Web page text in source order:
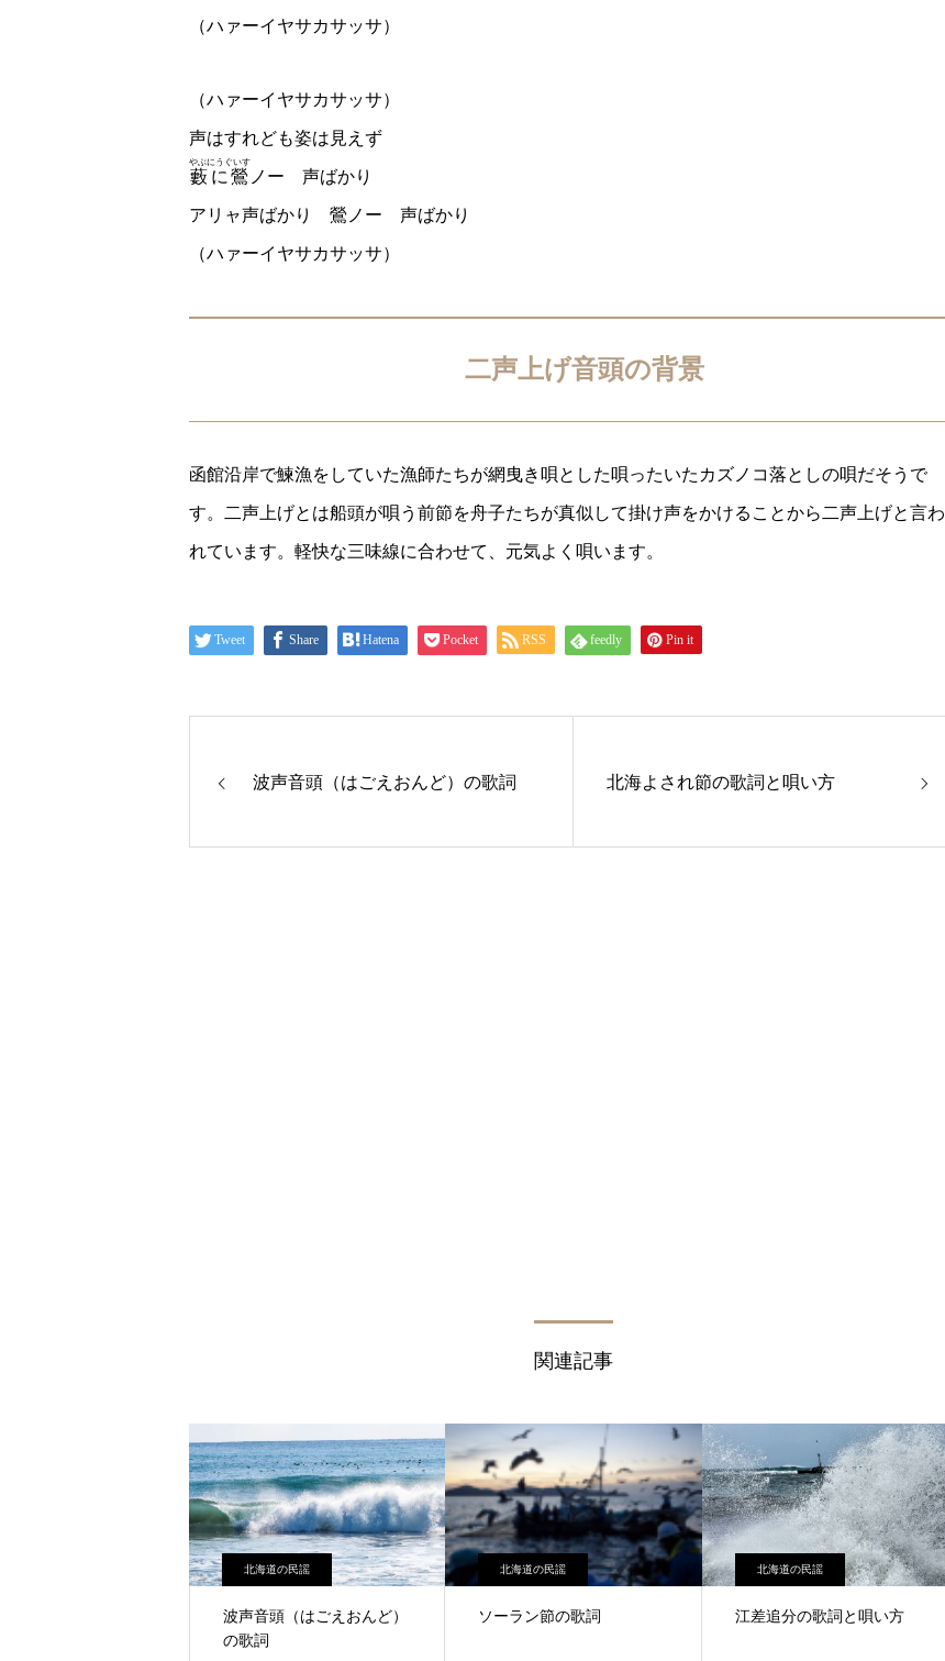
（ハァーイヤサカサッサ）
（ハァーイヤサカサッサ）
声はすれども姿は見えず
藪に鶯
やぶにうぐいす
ノー 声ばかり
アリャ声ばかり 鶯ノー 声ばかり
（ハァーイヤサカサッサ）
二声上げ音頭の背景
函館沿岸で鰊漁をしていた漁師たちが網曳き唄とした唄ったいたカズノコ落としの唄だそうで
す。二声上げとは船頭が唄う前節を舟子たちが真似して掛け声をかけることから二声上げと言わ
れています。軽快な三味線に合わせて、元気よく唄います。
Tweet Share Hatena Pocket RSS feedly Pin it
波声音頭（はごえおんど）の歌詞 北海よされ節の歌詞と唄い方
関連記事
北海道の民謡
波声音頭（はごえおんど）
の歌詞
北海道の民謡
ソーラン節の歌詞
北海道の民謡
江差追分の歌詞と唄い方